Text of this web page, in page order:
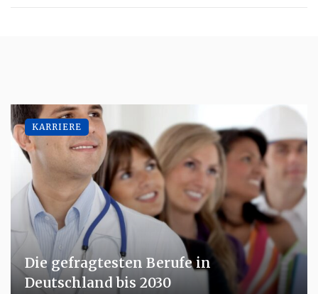
Die gefragtesten Berufe in
Deutschland bis 2030
KARRIERE